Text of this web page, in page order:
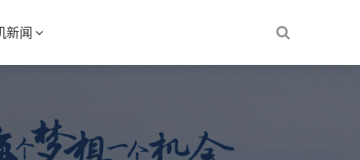
新闻